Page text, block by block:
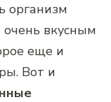
организм
вкусным
еще и
Вот и